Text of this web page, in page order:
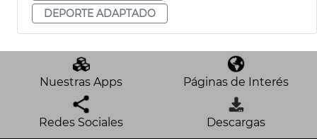
DEPORTE ADAPTADO
Nuestras Apps Páginas de Interés
Redes Sociales Descargas